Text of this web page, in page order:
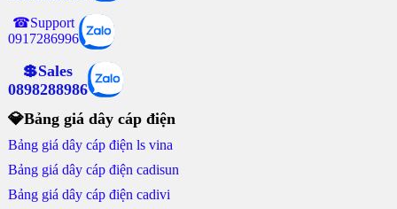
☎Support
0917286996
💲Sales
0898288986
💎Bảng giá dây cáp điện
Bảng giá dây cáp điện ls vina
Bảng giá dây cáp điện cadisun
Bảng giá dây cáp điện cadivi